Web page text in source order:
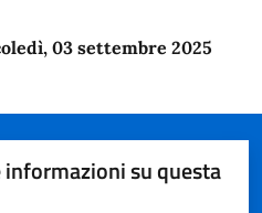
03 settembre 2025
su questa